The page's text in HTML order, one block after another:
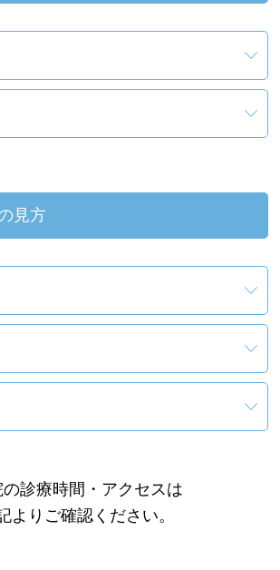
見方
診療時間・アクセスは
よりご確認ください。